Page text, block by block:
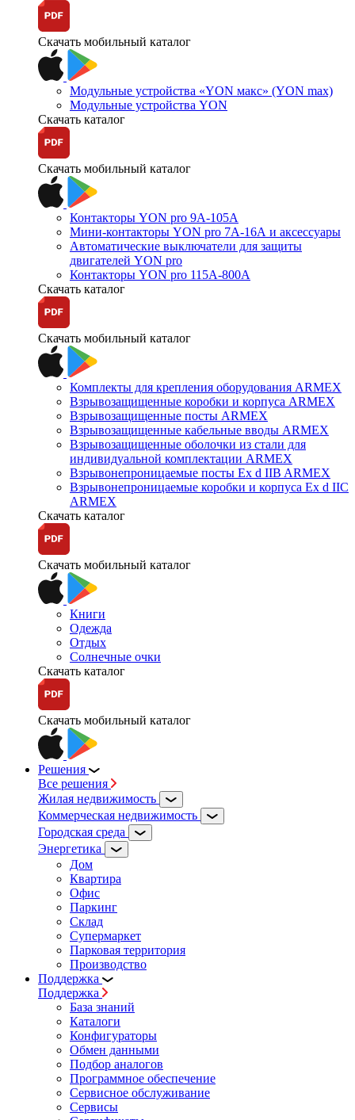
Скачать мобильный каталог
Модульные устройства «YON макс» (YON max)
Модульные устройства YON
Скачать каталог
Скачать мобильный каталог
Контакторы YON pro 9А-105А
Мини-контакторы YON pro 7А-16А и аксессуары
Автоматические выключатели для защиты
двигателей YON pro
Контакторы YON pro 115А-800А
Скачать каталог
Скачать мобильный каталог
Комплекты для крепления оборудования ARMEX
Взрывозащищенные коробки и корпуса ARMEX
Взрывозащищенные посты ARMEX
Взрывозащищенные кабельные вводы ARMEX
Взрывозащищенные оболочки из стали для
индивидуальной комплектации ARMEX
Взрывонепроницаемые посты Ex d IIB ARMEX
Взрывонепроницаемые коробки и корпуса Ex d IIС
ARMEX
Скачать каталог
Скачать мобильный каталог
Книги
Одежда
Отдых
Солнечные очки
Скачать каталог
Скачать мобильный каталог
Решения
Все решения
Жилая недвижимость
Коммерческая недвижимость
Городская среда
Энергетика
Дом
Квартира
Офис
Паркинг
Склад
Супермаркет
Парковая территория
Производство
Поддержка
Поддержка
База знаний
Каталоги
Конфигураторы
Обмен данными
Подбор аналогов
Программное обеспечение
Сервисное обслуживание
Сервисы